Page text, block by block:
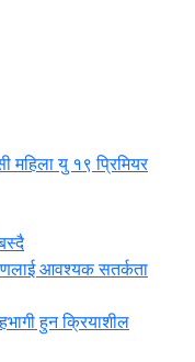
महिला यु १९ प्रिमियर
आवश्यक सतर्कता
हुन क्रियाशील